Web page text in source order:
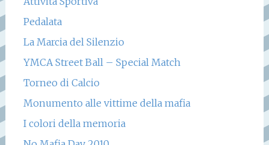
Pedalata
La Marcia del Silenzio
YMCA Street Ball – Special Match
Torneo di Calcio
Monumento alle vittime della mafia
I colori della memoria